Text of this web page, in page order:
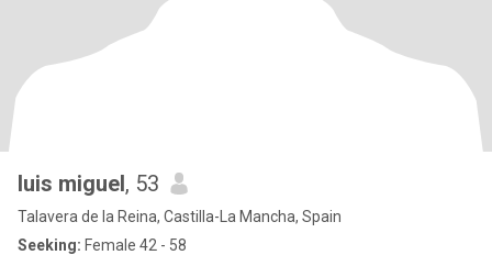
luis miguel, 53
Talavera de la Reina, Castilla-La Mancha, Spain
Seeking: Female 42 - 58